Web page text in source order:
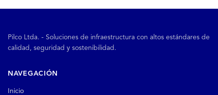
Pilco Ltda. - Soluciones de infraestructura con altos estándares de
calidad, seguridad y sostenibilidad.
NAVEGACIÓN
Inicio